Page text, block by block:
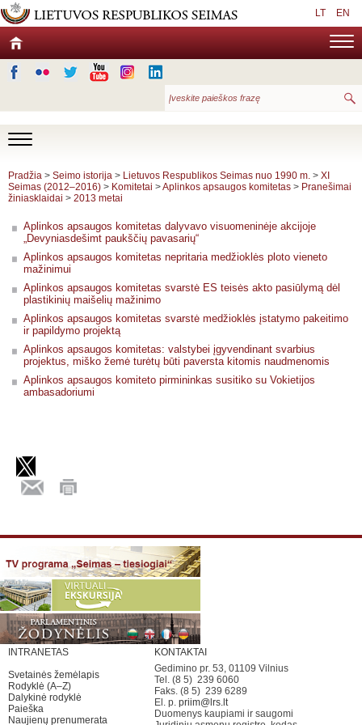
LT EN
Pradžia > Seimo istorija > Lietuvos Respublikos Seimas nuo 1990 m. > XI
Seimas (2012–2016) > Komitetai >Aplinkos apsaugos komitetas > Pranešimai
žiniasklaidai > 2013 metai
Aplinkos apsaugos komitetas dalyvavo visuomeninėje akcijoje
„Devyniasdešimt paukščių pavasarių“
Aplinkos apsaugos komitetas nepritaria medžioklės ploto vieneto
mažinimui
Aplinkos apsaugos komitetas svarstė ES teisės akto pasiūlymą dėl
plastikinių maišelių mažinimo
Aplinkos apsaugos komitetas svarstė medžioklės įstatymo pakeitimo
ir papildymo projektą
Aplinkos apsaugos komitetas: valstybei įgyvendinant svarbius
projektus, miško žemė turėtų būti paversta kitomis naudmenomis
Aplinkos apsaugos komiteto pirmininkas susitiko su Vokietijos
ambasadoriumi
INTRANETAS
Svetainės žemėlapis
Rodyklė (A–Z)
Dalykinė rodyklė
Paieška
Naujienų prenumerata
KONTAKTAI
Gedimino pr. 53, 01109 Vilnius
Tel. (8 5) 239 6060
Faks. (8 5) 239 6289
El. p. priim@lrs.lt
Duomenys kaupiami ir saugomi